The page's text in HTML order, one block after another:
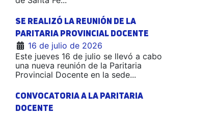
SE REALIZÓ LA REUNIÓN DE LA
PARITARIA PROVINCIAL DOCENTE
16 de julio de 2026
Este jueves 16 de julio se llevó a cabo
una nueva reunión de la Paritaria
Provincial Docente en la sede...
CONVOCATORIA A LA PARITARIA
DOCENTE